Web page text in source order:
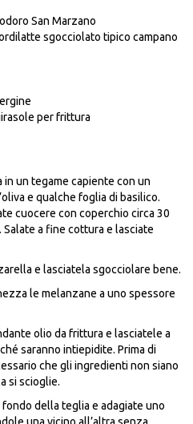
San Marzano
sgocciolato tipico campano
per frittura
un tegame capiente con un
e qualche foglia di basilico.
cuocere con coperchio circa 30
a fine cottura e lasciate
e lasciatela sgocciolare bene.
le melanzane a uno spessore
olio da frittura e lasciatele a
saranno intiepidite. Prima di
che gli ingredienti non siano
si scioglie.
della teglia e adagiate uno
una vicino all’altra senza